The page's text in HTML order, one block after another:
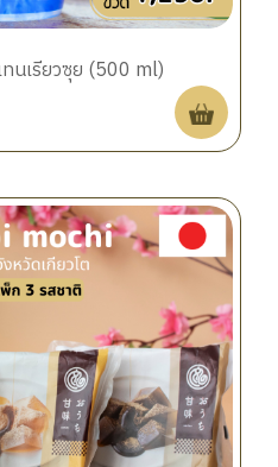
นเรียวซุย (500 ml)